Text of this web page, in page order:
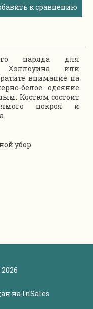
к сравнению
наряда для
Хэллоуина или
внимание на
белое одеяние
Костюм состоит
покроя и
убор
2026
на InSales